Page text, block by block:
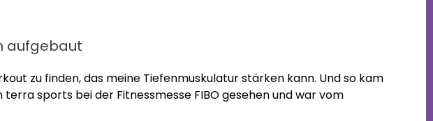
aufgebaut
zu finden, das meine Tiefenmuskulatur stärken kann. Und so kam
sports bei der Fitnessmesse FIBO gesehen und war vom